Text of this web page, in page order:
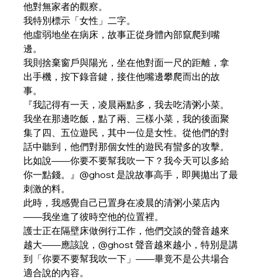
他對無家者的觀察。
我特別標示「女性」二字。
他虛弱地坐在病床，故事正從身體內部竄爬到嘴
邊。
我則捨棄窗戶與陽光，坐在他對面一尺的距離，拿
出手機，按下錄音鍵，接住他嘴邊攀爬而出的故
事。
『我記得有一天，凌晨兩點多，我去吃清粥小菜。
我坐在那邊吃飯，點了兩、三樣小菜，我的後面聚
集了四、五位遊民，其中一位是女性。從他們的對
話中聽到，他們對那個女性的遊民有蠻多的攻擊。
比如說——你要不要幫我吹一下？我今天可以多給
你一點錢。』@ghost 是說故事高手，即興拋出了最
刺激的料。
此時，我感覺自己已置身在凌晨的清粥小菜店內
——我坐進了彼時空他的位置裡。
護士正在隔壁床做例行工作，他們交談的聲音越來
越大——應該說，@ghost 聲音越來越小，特別是講
到「你要不要幫我吹一下」——畢竟不是公共場合
適合說的內容。